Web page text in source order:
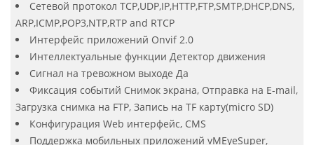
Сетевой протокол TCP,UDP,IP,HTTP,FTP,SMTP,DHCP,DNS,
ARP,ICMP,POP3,NTP,RTP and RTCP
Интерфейс приложений Onvif 2.0
Интеллектуальные функции Детектор движения
Сигнал на тревожном выходе Да
Фиксация событий Снимок экрана, Отправка на E-mail,
Загрузка снимка на FTP, Запись на TF карту(micro SD)
Конфигурация Web интерфейс, CMS
Поддержка мобильных приложений vMEyeSuper,